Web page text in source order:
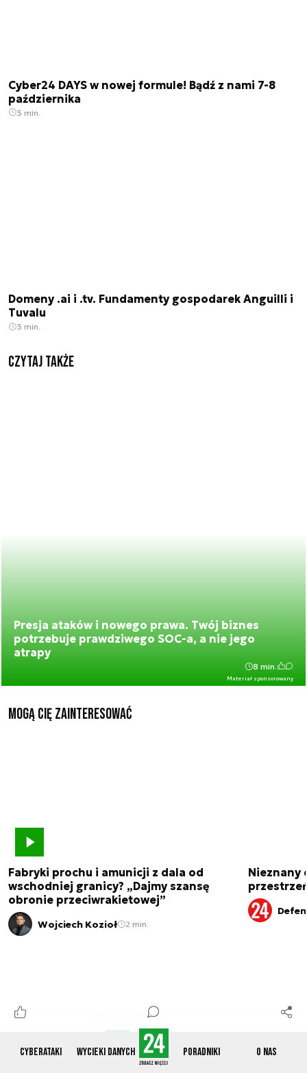
Cyberataki Wycieki danych Poradniki O nas
Cyber24 DAYS w nowej formule! Bądź z nami 7-8
października
3 min.
Domeny .ai i .tv. Fundamenty gospodarek Anguilli i
Tuvalu
3 min.
Czytaj także
Presja ataków i nowego prawa. Twój biznes
potrzebuje prawdziwego SOC-a, a nie jego
atrapy
Materiał sponsorowany
8 min.
Mogą Cię zainteresować
Fabryki prochu i amunicji z dala od
wschodniej granicy? „Dajmy szansę
obronie przeciwrakietowej”
Wojciech Kozioł 2 min.
Nieznany